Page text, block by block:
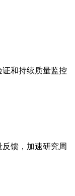
证和持续质量监控
馈，加速研究周